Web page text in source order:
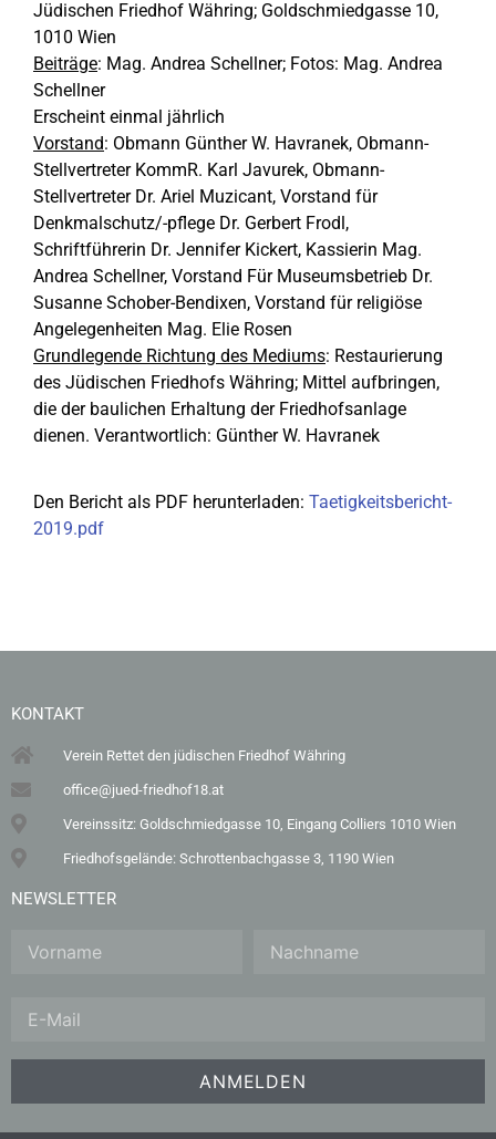
Jüdischen Friedhof Währing; Goldschmiedgasse 10,
1010 Wien
Beiträge: Mag. Andrea Schellner; Fotos: Mag. Andrea
Schellner
Erscheint einmal jährlich
Vorstand: Obmann Günther W. Havranek, Obmann-
Stellvertreter KommR. Karl Javurek, Obmann-
Stellvertreter Dr. Ariel Muzicant, Vorstand für
Denkmalschutz/-pflege Dr. Gerbert Frodl,
Schriftführerin Dr. Jennifer Kickert, Kassierin Mag.
Andrea Schellner, Vorstand Für Museumsbetrieb Dr.
Susanne Schober-Bendixen, Vorstand für religiöse
Angelegenheiten Mag. Elie Rosen
Grundlegende Richtung des Mediums: Restaurierung
des Jüdischen Friedhofs Währing; Mittel aufbringen,
die der baulichen Erhaltung der Friedhofsanlage
dienen. Verantwortlich: Günther W. Havranek
Den Bericht als PDF herunterladen: Taetigkeitsbericht-
2019.pdf
KONTAKT
Verein Rettet den jüdischen Friedhof Währing
office@jued-friedhof18.at
Vereinssitz: Goldschmiedgasse 10, Eingang Colliers 1010 Wien
Friedhofsgelände: Schrottenbachgasse 3, 1190 Wien
NEWSLETTER